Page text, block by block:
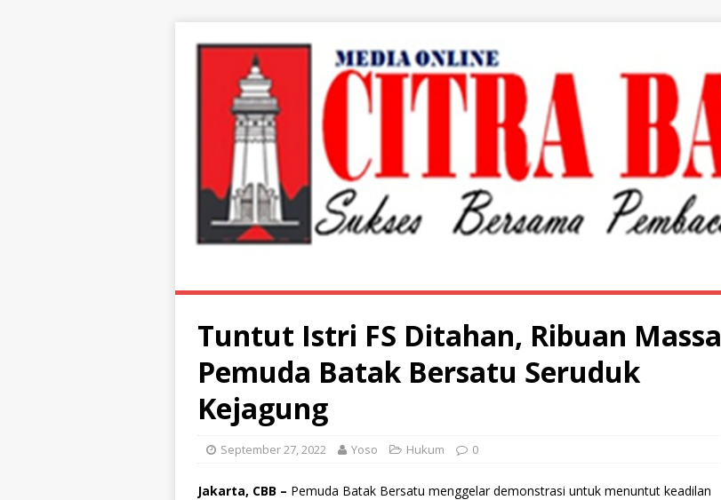
Tuntut Istri FS Ditahan, Ribuan Massa
Pemuda Batak Bersatu Seruduk
Kejagung
September 27, 2022 Yoso Hukum 0
Jakarta, CBB – Pemuda Batak Bersatu menggelar demonstrasi untuk menuntut keadilan